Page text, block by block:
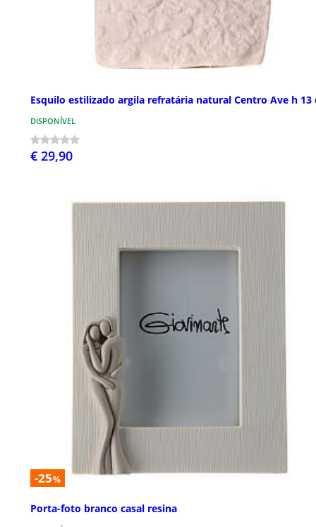
Esquilo estilizado argila refratária natural Centro Ave h 13
DISPONÍVEL
€ 29,90
-25%
Porta-foto branco casal resina